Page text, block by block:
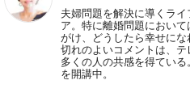
夫婦問題を解決に導くラ
ア。特に離婚問題におい
がけ、どうしたら幸せに
切れのよいコメントは、テ
多くの人の共感を得てい
を開講中。